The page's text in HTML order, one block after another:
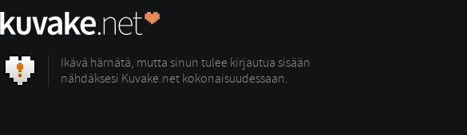
Ikävä härnätä, mutta sinun tulee kirjautua sisään
nähdäksesi Kuvake.net kokonaisuudessaan.